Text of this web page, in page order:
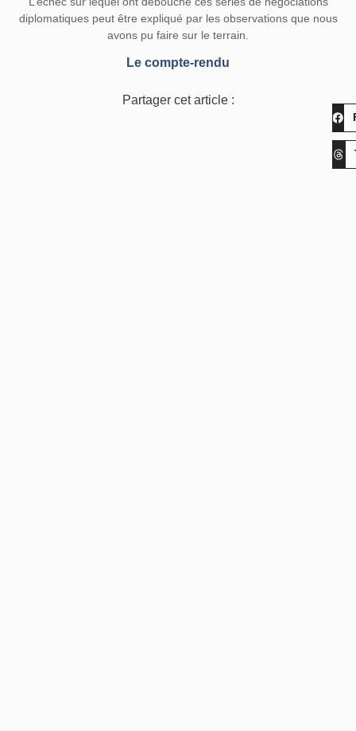
diplomatiques peut être expliqué par les observations que nous
avons pu faire sur le terrain.
Le compte-rendu
Partager cet article :